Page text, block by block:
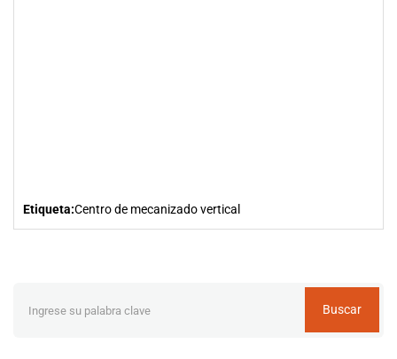
Etiqueta:Centro de mecanizado vertical
Buscar